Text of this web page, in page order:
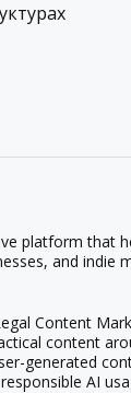
platform that
and indie
Content
content
generated
AI